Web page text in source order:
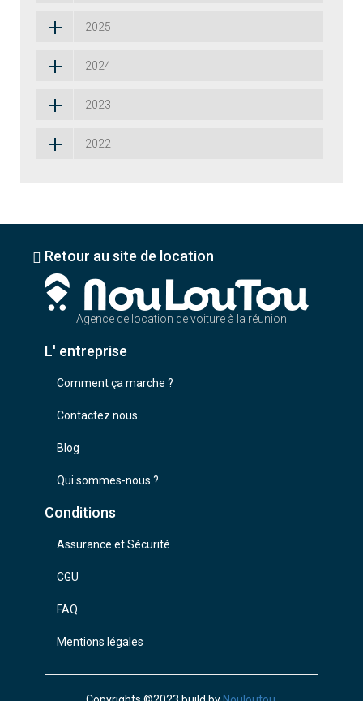
2025
2024
2023
2022
Retour au site de location
Agence de location de voiture à la réunion
L' entreprise
Comment ça marche ?
Contactez nous
Blog
Qui sommes-nous ?
Conditions
Assurance et Sécurité
CGU
FAQ
Mentions légales